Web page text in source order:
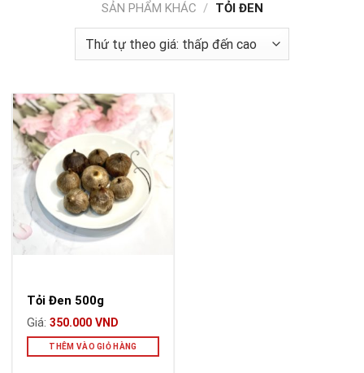
SẢN PHẨM KHÁC / TỎI ĐEN
Tỏi Đen 500g
350.000 VND
THÊM VÀO GIỎ HÀNG